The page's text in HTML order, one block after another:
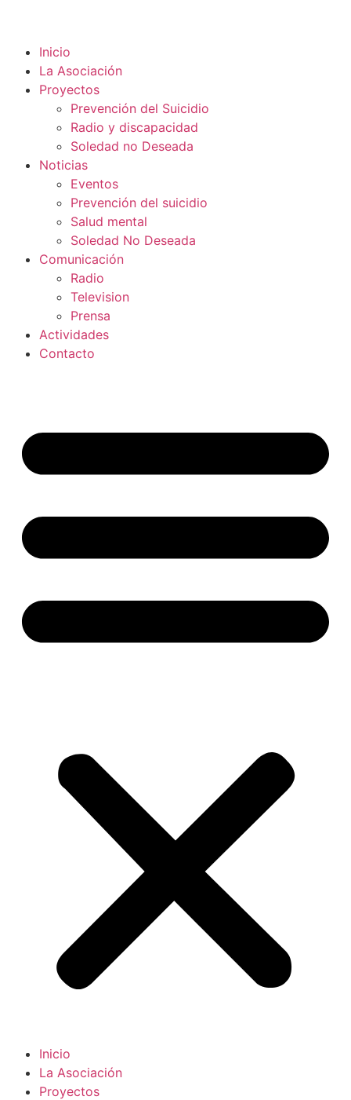
Inicio
La Asociación
Proyectos
Prevención del Suicidio
Radio y discapacidad
Soledad no Deseada
Noticias
Eventos
Prevención del suicidio
Salud mental
Soledad No Deseada
Comunicación
Radio
Television
Prensa
Actividades
Contacto
Inicio
La Asociación
Proyectos